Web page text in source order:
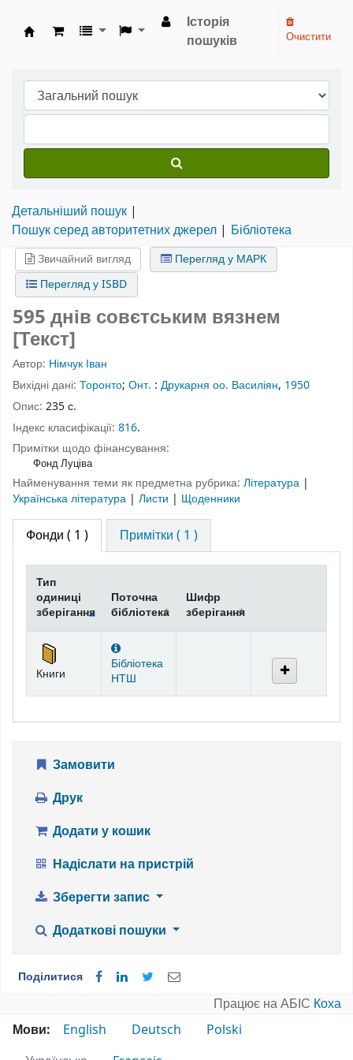
Бібліотека НТШ › Електронний каталог
Історія
пошуків
Очистити
Детальніший пошук
Пошук серед авторитетних джерел
Бібліотека
Звичайний вигляд
Перегляд у МАРК
Перегляд у ISBD
595 днів совєтським вязнем
[Текст]
Автор: Німчук Іван
Вихідні дані: Торонто; Онт. : Друкарня оо. Василіян, 1950
Опис: 235 с.
Індекс класифікації: 816.
Примітки щодо фінансування:
Фонд Луціва
Найменування теми як предметна рубрика: Література |
Українська література | Листи | Щоденники
Фонди ( 1 ) Примітки ( 1 )
Фонди
Тип
одиниці
зберігання
Поточна
бібліотека
Шифр
зберігання
Книги
Бібліотека
НТШ
Замовити
Друк
Додати у кошик
Надіслати на пристрій
Зберегти запис
Додаткові пошуки
Поділитися
Працює на АБІС Коха
Мови:
English Deutsch
Polski